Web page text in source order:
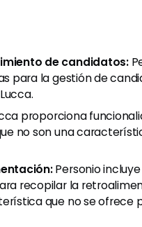
de candidatos:
para la gestión de
proporciona
no son una
Personio
recopilar la
que no se ofrece